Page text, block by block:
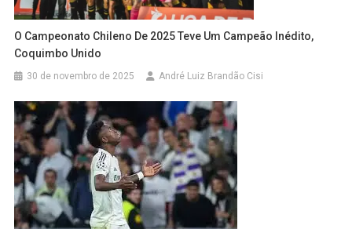
O Campeonato Chileno De 2025 Teve Um Campeão Inédito,
Coquimbo Unido
30 de novembro de 2025 André Luiz Brandão Cisi